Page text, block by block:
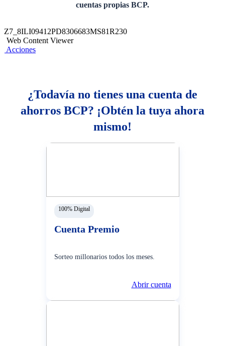
cuentas propias BCP.
Z7_8ILI09412PD8306683MS81R230
Web Content Viewer
Acciones
¿Todavía no tienes una cuenta de
ahorros BCP? ¡Obtén la tuya ahora
mismo!
100% Digital
Cuenta Premio
Sorteo millonarios todos los meses.
Abrir cuenta